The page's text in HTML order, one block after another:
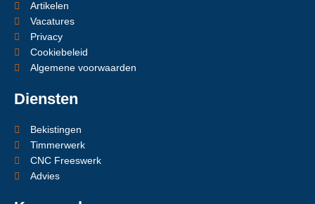
Artikelen
Vacatures
Privacy
Cookiebeleid
Algemene voorwaarden
Diensten
Bekistingen
Timmerwerk
CNC Freeswerk
Advies